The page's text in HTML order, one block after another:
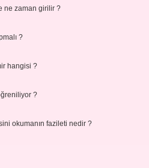
ne zaman girilir ?
?
hangisi ?
?
okumanın fazileti nedir ?